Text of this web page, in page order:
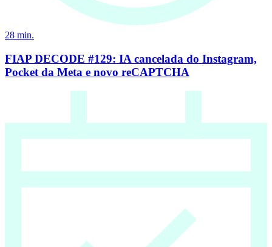
28 min.
FIAP DECODE #129: IA cancelada do Instagram,
Pocket da Meta e novo reCAPTCHA